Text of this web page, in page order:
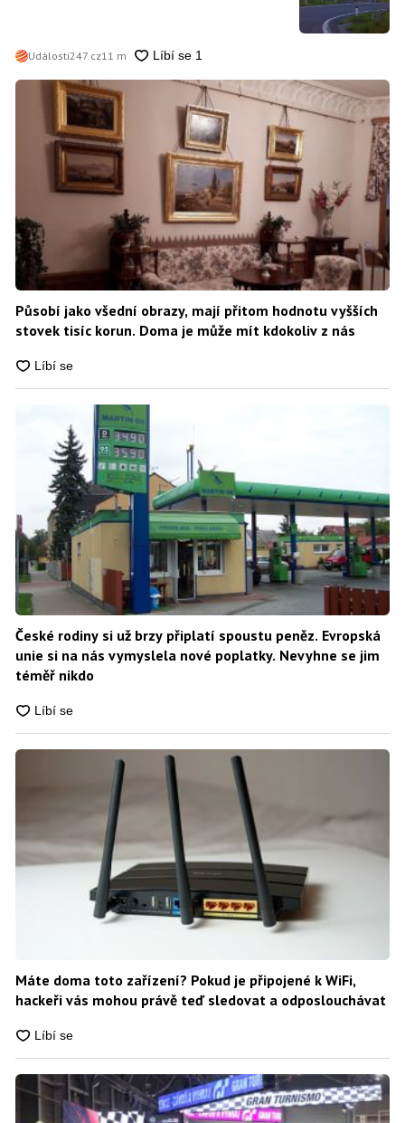
Události247.cz11 m
Působí jako všední obrazy, mají přitom hodnotu vyšších
stovek tisíc korun. Doma je může mít kdokoliv z nás
České rodiny si už brzy připlatí spoustu peněz. Evropská
unie si na nás vymyslela nové poplatky. Nevyhne se jim
téměř nikdo
Máte doma toto zařízení? Pokud je připojené k WiFi,
hackeři vás mohou právě teď sledovat a odposlouchávat